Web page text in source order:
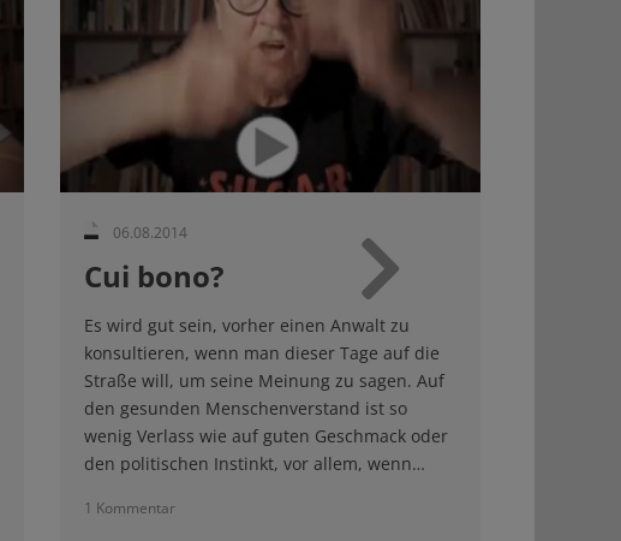
06.08.2014
Cui bono?
Es wird gut sein, vorher einen Anwalt zu
konsultieren, wenn man dieser Tage auf die
Straße will, um seine Meinung zu sagen. Auf
den gesunden Menschenverstand ist so
wenig Verlass wie auf guten Geschmack oder
den politischen Instinkt, vor allem, wenn…
1 Kommentar
Weiter